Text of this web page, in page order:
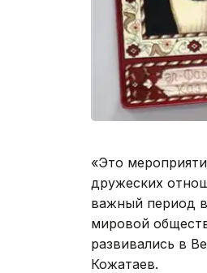
«Это
дружеских
важный период в
мировой
развивались в
Кожатаев.